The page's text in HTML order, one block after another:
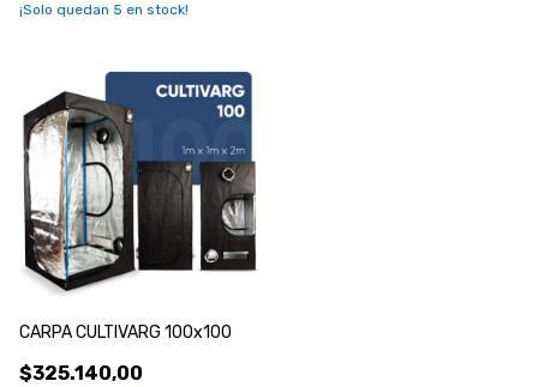
¡Solo quedan 5 en stock!
CARPA CULTIVARG 100x100
$325.140,00